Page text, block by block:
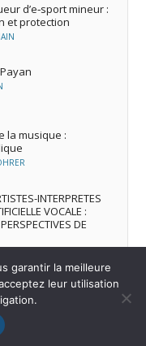
d’e‑sport mineur :
et protection
la musique :
INTERPRETES
VOCALE :
DE
Légales
garantir la meilleure
leur utilisation